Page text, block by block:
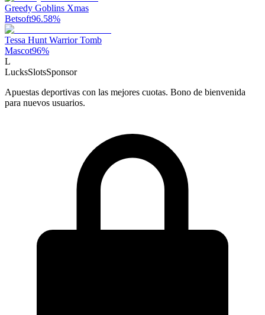
Greedy Goblins Xmas
Betsoft96.58%
Tessa Hunt Warrior Tomb
Mascot96%
L
LucksSlotsSponsor
Apuestas deportivas con las mejores cuotas. Bono de bienvenida
para nuevos usuarios.